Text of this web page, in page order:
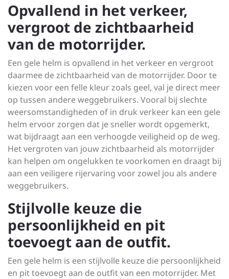
Opvallend in het verkeer,
vergroot de zichtbaarheid
van de motorrijder.
Een gele helm is opvallend in het verkeer en vergroot
daarmee de zichtbaarheid van de motorrijder. Door te
kiezen voor een felle kleur zoals geel, val je direct meer
op tussen andere weggebruikers. Vooral bij slechte
weersomstandigheden of in druk verkeer kan een gele
helm ervoor zorgen dat je sneller wordt opgemerkt,
wat bijdraagt aan een verhoogde veiligheid op de weg.
Het vergroten van jouw zichtbaarheid als motorrijder
kan helpen om ongelukken te voorkomen en draagt bij
aan een veiligere rijervaring voor zowel jou als andere
weggebruikers.
Stijlvolle keuze die
persoonlijkheid en pit
toevoegt aan de outfit.
Een gele helm is een stijlvolle keuze die persoonlijkheid
en pit toevoegt aan de outfit van een motorrijder. Met